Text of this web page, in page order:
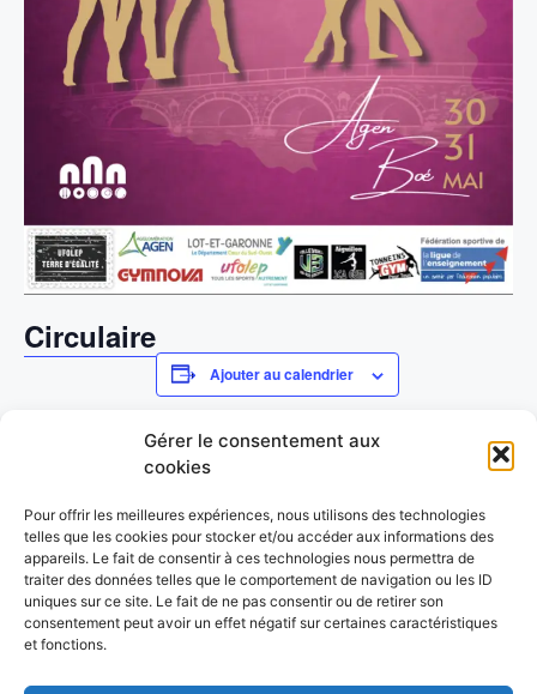
Gérer le consentement aux
cookies
Pour offrir les meilleures expériences, nous utilisons des technologies
telles que les cookies pour stocker et/ou accéder aux informations des
appareils. Le fait de consentir à ces technologies nous permettra de
traiter des données telles que le comportement de navigation ou les ID
uniques sur ce site. Le fait de ne pas consentir ou de retirer son
consentement peut avoir un effet négatif sur certaines caractéristiques
et fonctions.
Circulaire
Ajouter au calendrier
30 mai
Fin :
31 mai
Catégorie d’Évènement:
GRS
France + Google Map